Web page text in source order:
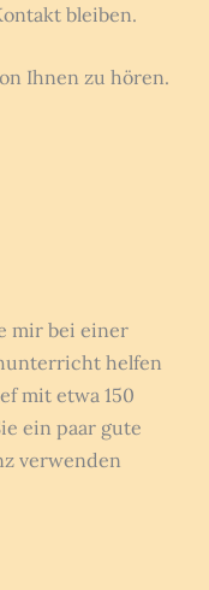
bleiben.
Ihnen zu hören.
mir bei einer
helfen
mit etwa 150
ein paar gute
verwenden